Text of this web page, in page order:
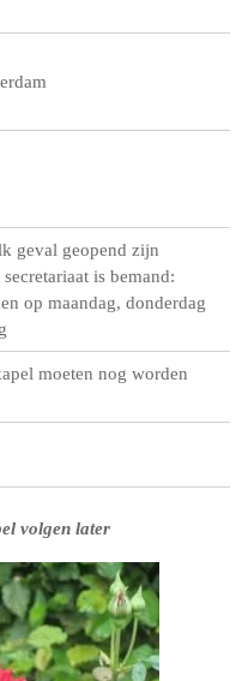
geval geopend zijn
is bemand:
op maandag, donderdag
moeten nog worden
volgen later